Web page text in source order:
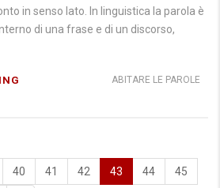
in senso lato. In linguistica la parola è
di una frase e di un discorso,
ABITARE LE PAROLE
40 41 42 43 44 45